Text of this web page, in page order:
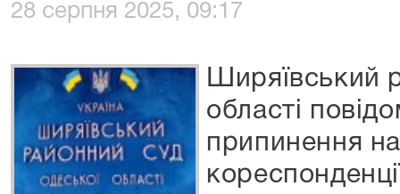
28 серпня 2025, 09:17
Ширяївський
області
припинення